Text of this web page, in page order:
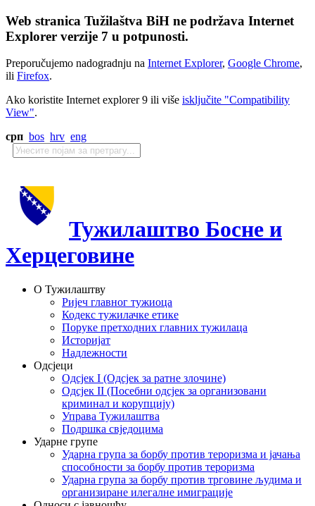
Web stranica Tužilaštva BiH ne podržava Internet
Explorer verzije 7 u potpunosti.
Preporučujemo nadogradnju na Internet Explorer, Google Chrome,
ili Firefox.
Ako koristite Internet explorer 9 ili više isključite "Compatibility
View".
срп bos hrv eng
Тужилаштво Босне и
Херцеговине
О Тужилаштву
Ријеч главног тужиоца
Кодекс тужилачке етике
Поруке претходних главних тужилаца
Историјат
Надлежности
Одсјеци
Одсјек I (Одсјек за ратне злочине)
Одсјек II (Посебни одсјек за организовани
криминал и корупцију)
Управа Тужилаштва
Подршка свједоцима
Ударне групе
Ударна група за борбу против тероризма и јачања
способности за борбу против тероризма
Ударна група за борбу против трговине људима и
организиране илегалне имиграције